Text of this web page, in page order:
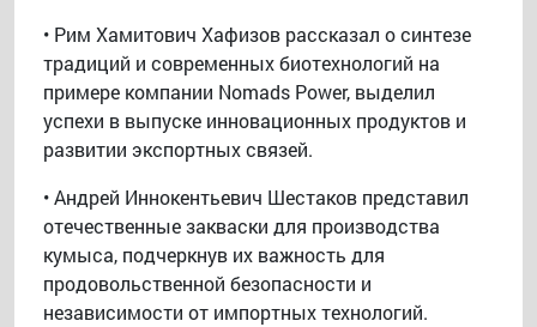
• Рим Хамитович Хафизов рассказал о синтезе
традиций и современных биотехнологий на
примере компании Nomads Power, выделил
успехи в выпуске инновационных продуктов и
развитии экспортных связей.
• Андрей Иннокентьевич Шестаков представил
отечественные закваски для производства
кумыса, подчеркнув их важность для
продовольственной безопасности и
независимости от импортных технологий.